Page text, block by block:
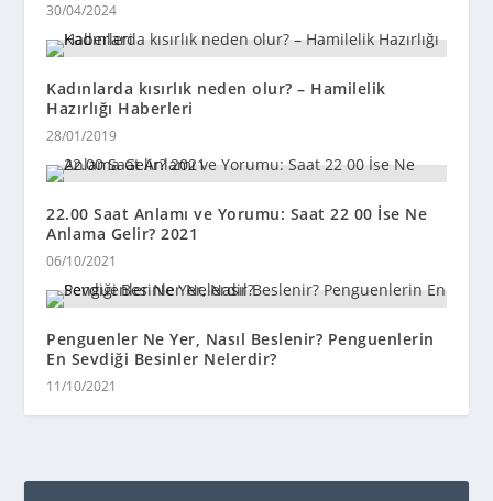
30/04/2024
Kadınlarda kısırlık neden olur? – Hamilelik
Hazırlığı Haberleri
28/01/2019
22.00 Saat Anlamı ve Yorumu: Saat 22 00 İse Ne
Anlama Gelir? 2021
06/10/2021
Penguenler Ne Yer, Nasıl Beslenir? Penguenlerin
En Sevdiği Besinler Nelerdir?
11/10/2021